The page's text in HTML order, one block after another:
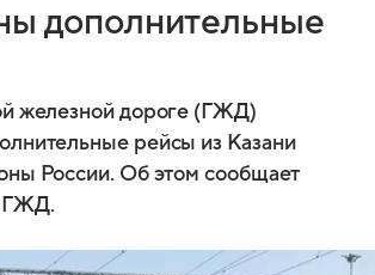
дополнительные
железной дороге (ГЖД)
рейсы из Казани
России. Об этом сообщает
ГЖД.